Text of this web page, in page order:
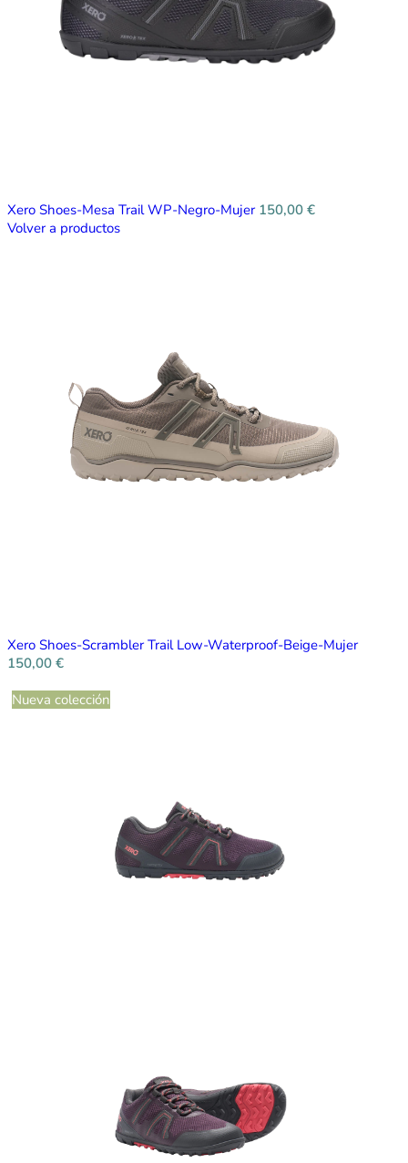
Xero Shoes-Mesa Trail WP-Negro-Mujer 150,00 €
Volver a productos
Xero Shoes-Scrambler Trail Low-Waterproof-Beige-Mujer
150,00 €
Nueva colección